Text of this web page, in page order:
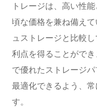
トレージは、高い性
頃な価格を兼ね備え
ュストレージと比較
利点を得ることがで
で優れたストレージ
最適化できるよう、
す。